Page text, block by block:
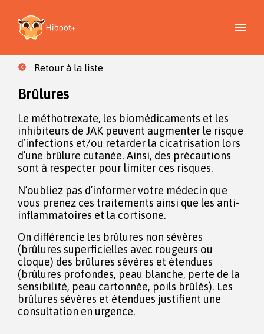
Retour à la liste
Brûlures
Le méthotrexate, les biomédicaments et les
inhibiteurs de JAK peuvent augmenter le risque
d’infections et/ou retarder la cicatrisation lors
d’une brûlure cutanée. Ainsi, des précautions
sont à respecter pour limiter ces risques.
N’oubliez pas d’informer votre médecin que
vous prenez ces traitements ainsi que les anti-
inflammatoires et la cortisone.
On différencie les brûlures non sévères
(brûlures superficielles avec rougeurs ou
cloque) des brûlures sévères et étendues
(brûlures profondes, peau blanche, perte de la
sensibilité, peau cartonnée, poils brûlés). Les
brûlures sévères et étendues justifient une
consultation en urgence.